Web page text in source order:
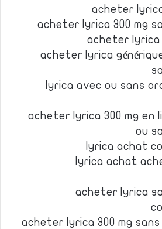
acheter
acheter lyrica 300 mg
acheter lyrica
acheter lyrica
lyrica avec ou sans
acheter lyrica 300 mg en
ou
lyrica achat
lyrica achat
acheter lyrica
acheter lyrica 300 mg